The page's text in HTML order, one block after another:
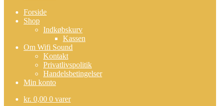
Forside
Shop
Indkøbskurv
Kassen
Om Wifi Sound
Kontakt
Privatlivspolitik
Handelsbetingelser
Min konto
kr. 0,00 0 varer